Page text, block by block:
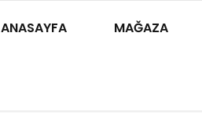
ANASAYFA MAĞAZA